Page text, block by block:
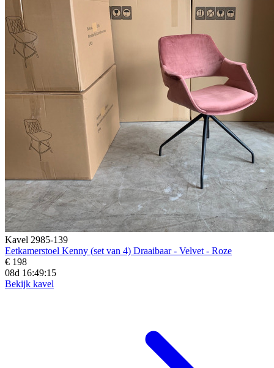
Kavel 2985-139
Eetkamerstoel Kenny (set van 4) Draaibaar - Velvet - Roze
€ 198
08d 16:49:13
Bekijk kavel